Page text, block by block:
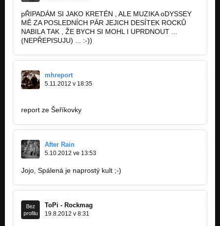
pŘIPADÁM SI JAKO KRETÉN , ALE MUZIKA oDYSSEY
MĚ ZA POSLEDNÍCH PÁR JEJICH DESÍTEK ROCKŮ
NABILA TAK , ŽE BYCH SI MOHL I UPRDNOUT ...
(NEPŘEPISUJU) ... :-))
mhreport
5.11.2012 v 18:35
report ze Šeříkovky
After Rain
5.10.2012 ve 13:53
Jojo, Spálená je naprostý kult ;-)
Bez
profilu
ToPi - Rockmag
19.8.2012 v 8:31